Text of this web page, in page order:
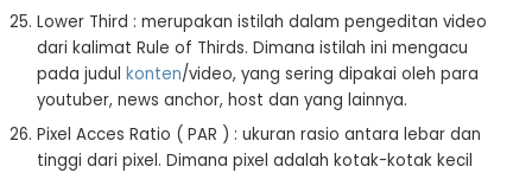
Lower Third : merupakan istilah dalam pengeditan video
dari kalimat Rule of Thirds. Dimana istilah ini mengacu
pada judul konten/video, yang sering dipakai oleh para
youtuber, news anchor, host dan yang lainnya.
Pixel Acces Ratio ( PAR ) : ukuran rasio antara lebar dan
tinggi dari pixel. Dimana pixel adalah kotak-kotak kecil